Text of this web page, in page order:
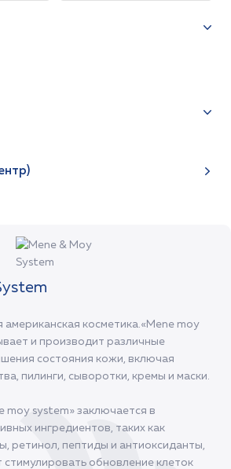
косметика.«Mene moy
и производит различные
состояния кожи, включая
пилинги, сыворотки, кремы и маски.
moy system» заключается в
ингредиентов, таких как
ретинол, пептиды и антиоксиданты,
обновление клеток